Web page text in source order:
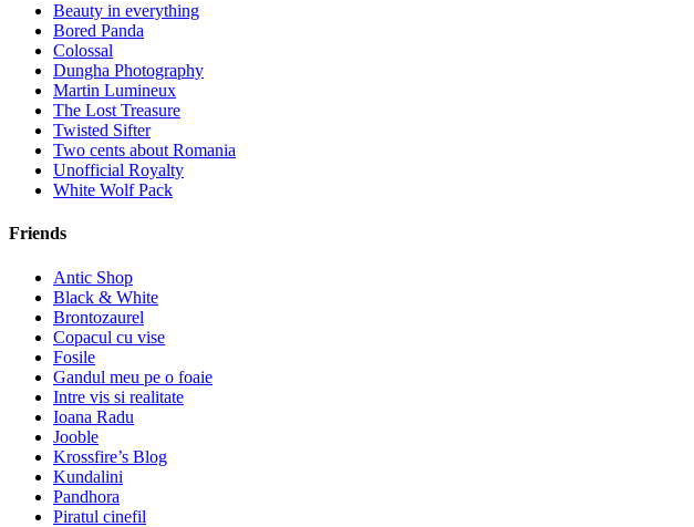
Beauty in everything
Bored Panda
Colossal
Dungha Photography
Martin Lumineux
The Lost Treasure
Twisted Sifter
Two cents about Romania
Unofficial Royalty
White Wolf Pack
Friends
Antic Shop
Black & White
Brontozaurel
Copacul cu vise
Fosile
Gandul meu pe o foaie
Intre vis si realitate
Ioana Radu
Jooble
Krossfire’s Blog
Kundalini
Pandhora
Piratul cinefil